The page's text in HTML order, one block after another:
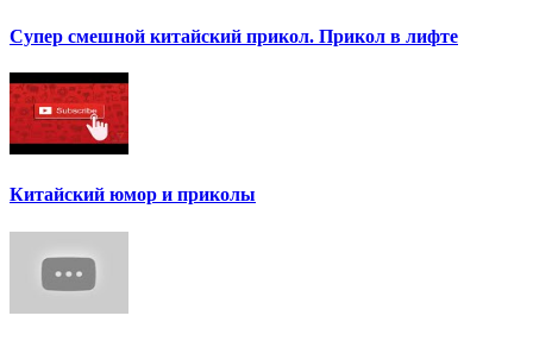
Супер смешной китайский прикол. Прикол в лифте
Китайский юмор и приколы